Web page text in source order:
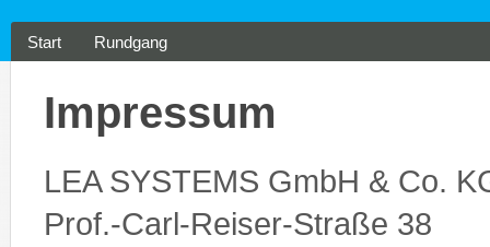
Start Rundgang
Impressum
LEA SYSTEMS GmbH & Co.
Prof.-Carl-Reiser-Straße 38